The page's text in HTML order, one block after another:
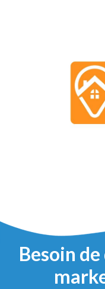
Besoin